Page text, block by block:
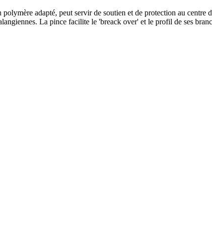
adapté, peut servir de soutien et de protection au
La pince facilite le 'breack over' et le profil de ses